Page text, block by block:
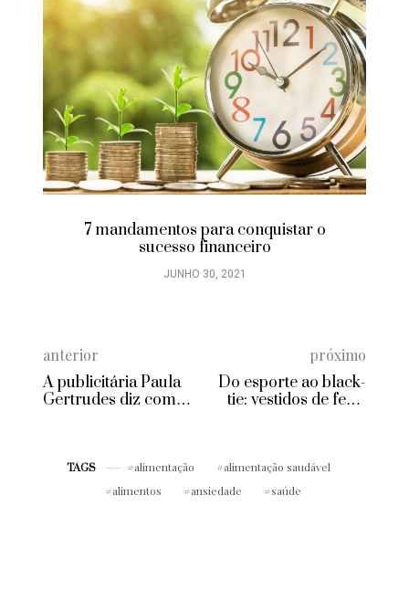
7 mandamentos para conquistar o
sucesso financeiro
JUNHO 30, 2021
anterior
A publicitária Paula
Gertrudes diz como
próximo
Do esporte ao black-
tie: vestidos de festa
TAGS alimentação
alimentação saudável
alimentos
ansiedade saúde